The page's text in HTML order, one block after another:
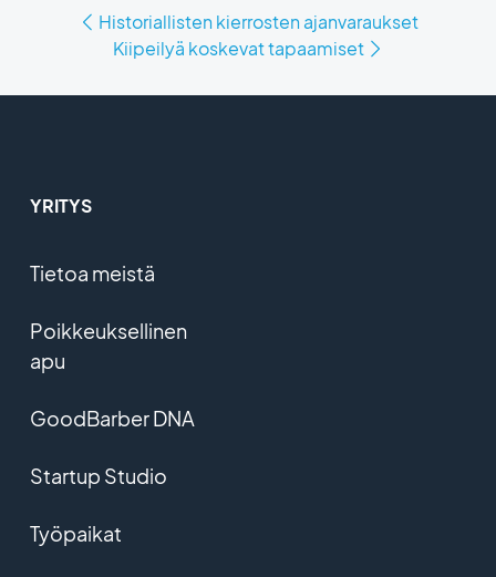
Historiallisten kierrosten ajanvaraukset
Kiipeilyä koskevat tapaamiset
YRITYS
Tietoa meistä
Poikkeuksellinen
apu
GoodBarber DNA
Startup Studio
Työpaikat